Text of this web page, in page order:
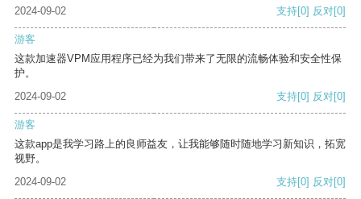
2024-09-02 支持[0] 反对[0]
游客
这款加速器VPM应用程序已经为我们带来了无限的流畅体验和安全性保
护。
2024-09-02
支持[0] 反对[0]
游客
这款app是我学习路上的良师益友，让我能够随时随地学习新知识，拓宽
视野。
2024-09-02
支持[0] 反对[0]